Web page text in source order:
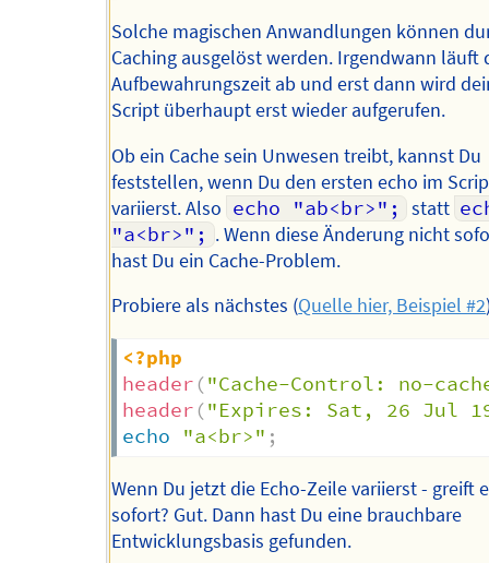
Solche magischen Anwandlungen können
Caching ausgelöst werden. Irgendwann läuft
Aufbewahrungszeit ab und erst dann wird
Script überhaupt erst wieder aufgerufen.
Ob ein Cache sein Unwesen treibt, kannst Du
feststellen, wenn Du den ersten echo im
variierst. Also echo "ab<br>"; statt
"a<br>"; . Wenn diese Änderung nicht
hast Du ein Cache-Problem.
Probiere als nächstes (Quelle hier, Beispiel #2
<?php
header ("Cache-Control: no-
header ("Expires: Sat, 26 Jul
echo
"a<br>" ;
Wenn Du jetzt die Echo-Zeile variierst - greift
sofort? Gut. Dann hast Du eine brauchbare
Entwicklungsbasis gefunden.